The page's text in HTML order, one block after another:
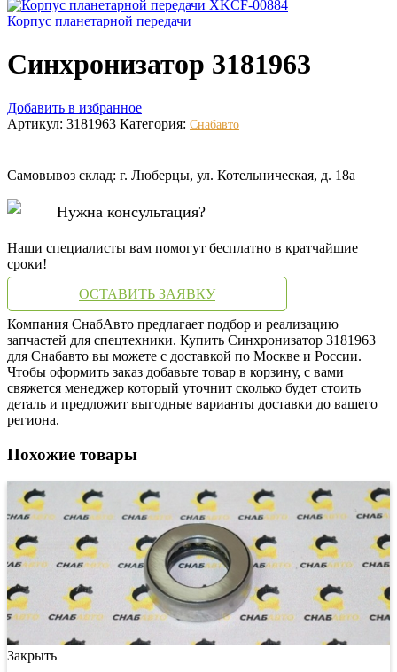
Корпус планетарной передачи
Синхронизатор 3181963
Добавить в избранное
Артикул: 3181963 Категория: Снабавто
Самовывоз склад: г. Люберцы, ул. Котельническая, д. 18а
Нужна консультация?
Наши специалисты вам помогут бесплатно в кратчайшие
сроки!
ОСТАВИТЬ ЗАЯВКУ
Компания СнабАвто предлагает подбор и реализацию
запчастей для спецтехники. Купить Синхронизатор 3181963
для Снабавто вы можете с доставкой по Москве и России.
Чтобы оформить заказ добавьте товар в корзину, с вами
свяжется менеджер который уточнит сколько будет стоить
деталь и предложит выгодные варианты доставки до вашего
региона.
Похожие товары
Закрыть